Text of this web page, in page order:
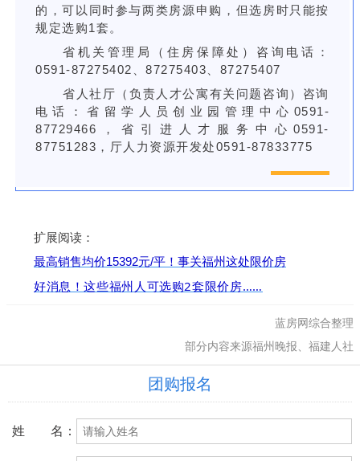
的，可以同时参与两类房源申购，但选房时只能按
规定选购1套。
省机关管理局（住房保障处）咨询电话：
0591-87275402、87275403、87275407
省人社厅（负责人才公寓有关问题咨询）咨询
电话：省留学人员创业园管理中心0591-
87729466，省引进人才服务中心0591-
87751283，厅人力资源开发处0591-87833775
扩展阅读：
最高销售均价15392元/平！事关福州这处限价房
好消息！这些福州人可选购2套限价房……
蓝房网综合整理
部分内容来源福州晚报、福建人社
团购报名
姓 名：